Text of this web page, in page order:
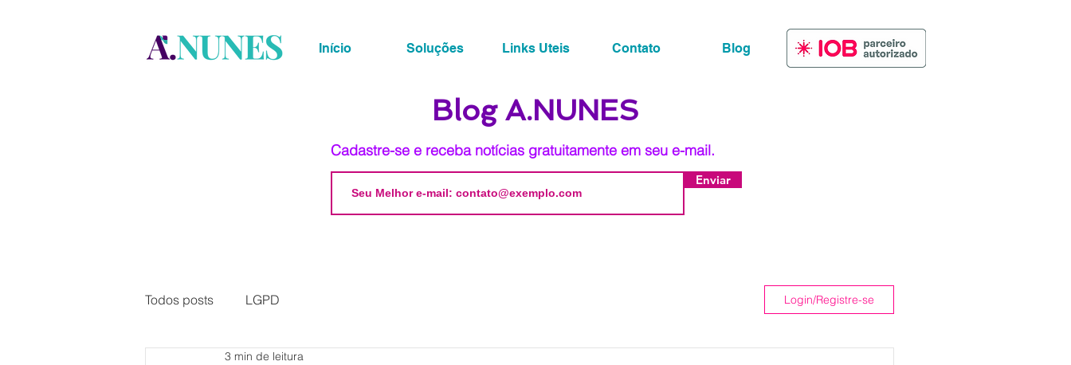
Início Soluções Links Uteis Contato Blog
Blog A.NUNES
Cadastre-se e receba notícias gratuitamente em seu e-mail.
Enviar
Todos posts LGPD Login/Registre-se
3 min de leitura